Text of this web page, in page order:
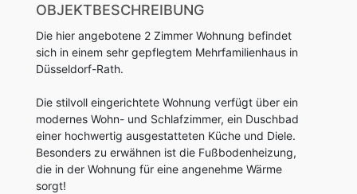
OBJEKTBESCHREIBUNG
Die hier angebotene 2 Zimmer Wohnung befindet
sich in einem sehr gepflegtem Mehrfamilienhaus in
Düsseldorf-Rath.
Die stilvoll eingerichtete Wohnung verfügt über ein
modernes Wohn- und Schlafzimmer, ein Duschbad
einer hochwertig ausgestatteten Küche und Diele.
Besonders zu erwähnen ist die Fußbodenheizung,
die in der Wohnung für eine angenehme Wärme
sorgt!